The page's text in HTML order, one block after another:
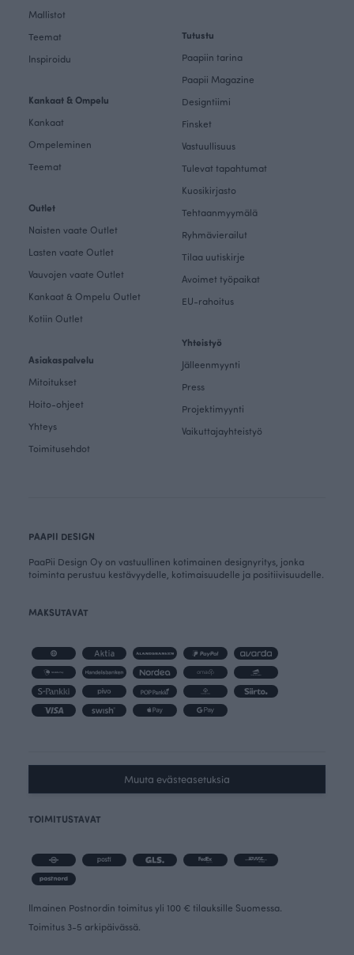
Mallistot
Teemat
Inspiroidu
Kankaat & Ompelu
Kankaat
Ompeleminen
Teemat
Outlet
Naisten vaate Outlet
Lasten vaate Outlet
Vauvojen vaate Outlet
Kankaat & Ompelu Outlet
Kotiin Outlet
Asiakaspalvelu
Mitoitukset
Hoito-ohjeet
Yhteys
Toimitusehdot
Tutustu
Paapiin tarina
Paapii Magazine
Designtiimi
Finsket
Vastuullisuus
Tulevat tapahtumat
Kuosikirjasto
Tehtaanmyymälä
Ryhmävierailut
Tilaa uutiskirje
Avoimet työpaikat
EU-rahoitus
Yhteistyö
Jälleenmyynti
Press
Projektimyynti
Vaikuttajayhteistyö
PAAPII DESIGN
PaaPii Design Oy on vastuullinen kotimainen designyritys, jonka
toiminta perustuu kestävyydelle, kotimaisuudelle ja positiivisuudelle.
MAKSUTAVAT
Muuta evästeasetuksia
TOIMITUSTAVAT
Ilmainen Postnordin toimitus yli 100 € tilauksille Suomessa.
Toimitus 3-5 arkipäivässä.